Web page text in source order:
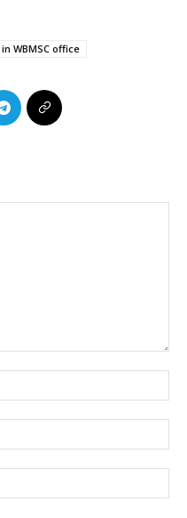
WBMSC office